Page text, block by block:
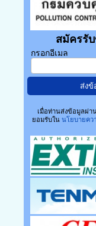
สมัครรั
กรอกอีเมล
เมื่อท่านส่งข้อมูลผ่า
ยอมรับใน นโยบายคว